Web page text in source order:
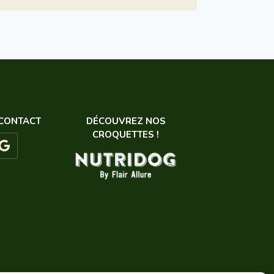
DÉCOUVREZ NOS
CROQUETTES !